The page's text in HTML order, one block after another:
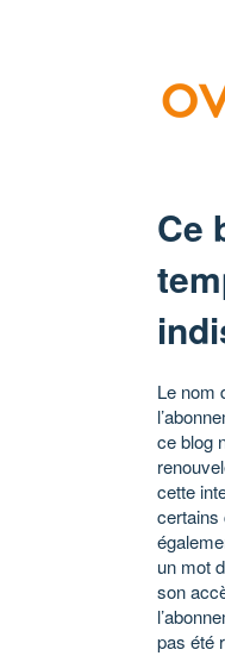
Ce
Le nom
ce blog
cette
certains
un mot
son
pas été